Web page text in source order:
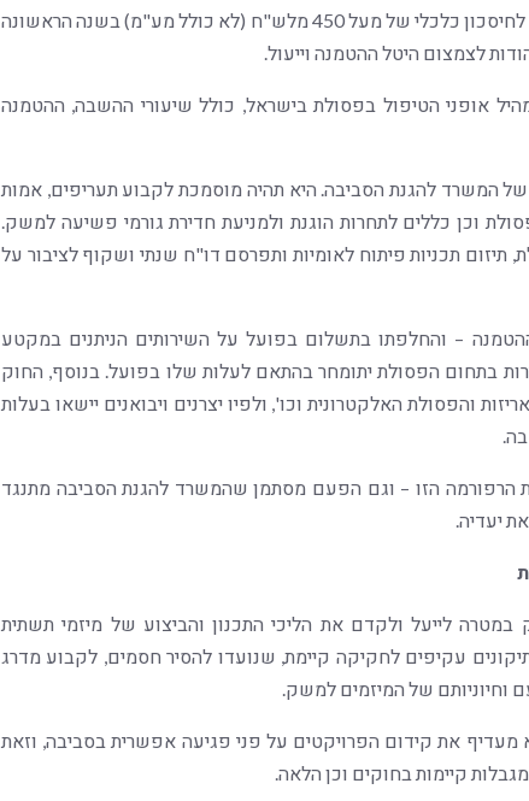
עיקרון העלות. משרד האוצר צופה שהצעת החוק תביא לחיסכון כלכלי של מעל 450 מלש"ח (לא כולל מע"מ) בשנה הראשונה
לצמצום היטל ההטמנה וייעול.
אופני הטיפול בפסולת בישראל, כולל שיעורי ההשבה, ההטמנה
המשרד להגנת הסביבה. היא תהיה מוסמכת לקבוע תעריפים, אמות
וכן כללים לתחרות הוגנת ולמניעת חדירת גורמי פשיעה למשק.
תיזום תכניות פיתוח לאומיות ותפרסם דו"ח שנתי ושקוף לציבור על
ההטמנה – והחלפתו בתשלום בפועל על השירותים הניתנים במקטע
בתחום הפסולת יתומחר בהתאם לעלות שלו בפועל. בנוסף, החוק
והפסולת האלקטרונית וכו', ולפיו יצרנים ויבואנים יישאו בעלות
הזו – וגם הפעם מסתמן שהמשרד להגנת הסביבה מתנגד
יעדיה.
תשתיות לאומיות, תשפ"ג-2023 נחקק במטרה לייעל ולקדם את הליכי התכנון והביצוע של מיזמי תשתית
עקיפים לחקיקה קיימת, שנועדו להסיר חסמים, לקבוע מדרג
וחיוניותם של המיזמים למשק.
מעדיף את קידום הפרויקטים על פני פגיעה אפשרית בסביבה, וזאת
קיימות בחוקים וכן הלאה.